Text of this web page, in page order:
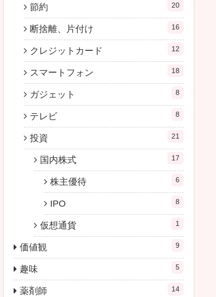
節約 20
断捨離、片付け 16
クレジットカード 12
スマートフォン 18
ガジェット 8
テレビ 8
投資 21
国内株式 17
株主優待 6
IPO 8
仮想通貨 1
価値観 9
趣味 5
薬剤師 14